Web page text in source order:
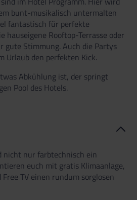
bunt-musikalisch untermalten
fantastisch für perfekte
hauseigene Rooftop-Terrasse oder
gute Stimmung. Auch die Partys
Urlaub den perfekten Kick.
Abkühlung ist, der springt
Pool des Hotels.
nicht nur farbtechnisch ein
euch mit gratis Klimaanlage,
TV einen rundum sorglosen